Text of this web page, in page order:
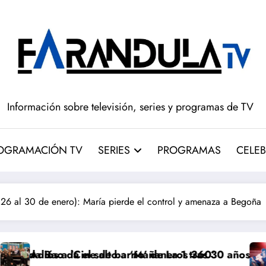
Información sobre televisión, series y programas de TV
TV SERIES PROGRAMAS
26 al 30 de enero): María pierde el control y amenaza a Begoña
a ‘Mañaneros 360’
barrio’ de La 1 tras 30 años: RTVE cambia su gran
‘Más que rivales’